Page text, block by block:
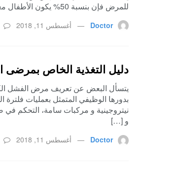
للمرض فإن بنسبة 50% يكون الأطفال معرضين للإصابة بالمرض. و […]
Doctor أغسطس 11, 2018
دليل التغذية الخاص بمرضى
يتسأل البعض عن تعريف مرض الفشل
بدورها الوظيفي المتمثل بعمليات
و […]
Doctor أغسطس 11, 2018